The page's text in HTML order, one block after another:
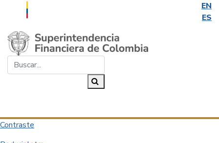
EN
ES
Saltar al contenido principal
Contraste